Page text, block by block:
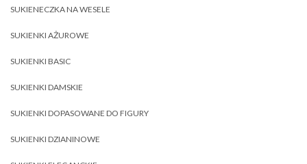
SUKIENECZKA NA WESELE
SUKIENKI AŻUROWE
SUKIENKI BASIC
SUKIENKI DAMSKIE
SUKIENKI DOPASOWANE DO FIGURY
SUKIENKI DZIANINOWE